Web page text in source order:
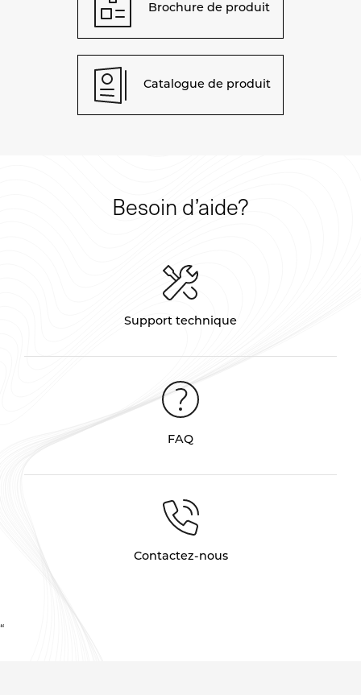
Brochure de produit
Catalogue de produit
Besoin d’aide?
Support technique
FAQ
Contactez-nous
“